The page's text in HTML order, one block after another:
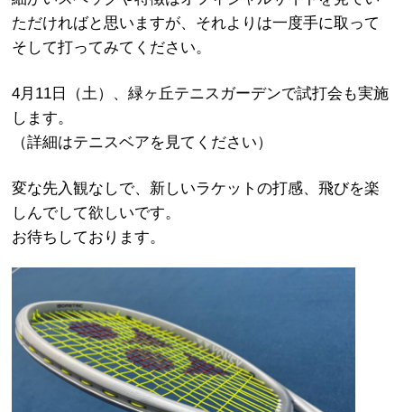
ただければと思いますが、それよりは一度手に取って
そして打ってみてください。
4月11日（土）、緑ヶ丘テニスガーデンで試打会も実施
します。
（詳細はテニスベアを見てください）
変な先入観なしで、新しいラケットの打感、飛びを楽
しんでして欲しいです。
お待ちしております。